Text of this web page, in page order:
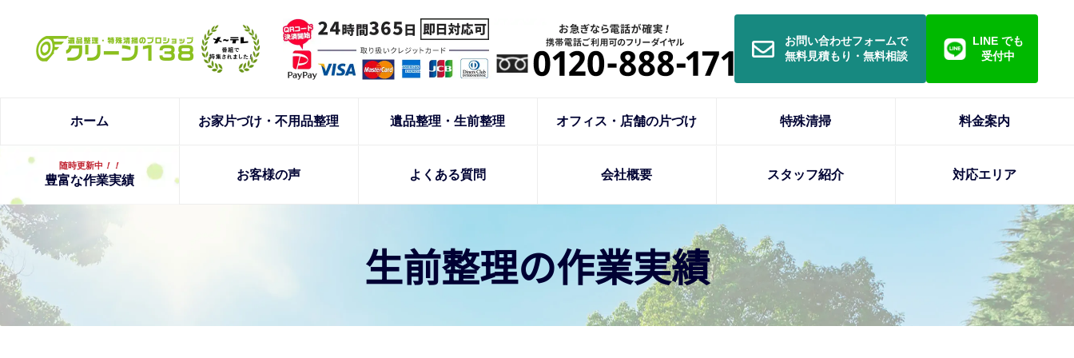
お問い合わせフォームで
無料見積もり・無料相談
LINE でも
受付中
ホーム お家片づけ・不用品整理 遺品整理・生前整理 オフィス・店舗の片づけ 特殊清掃 料金案内
随時更新中 ！！
豊富な作業実績 お客様の声 よくある質問 会社概要 スタッフ紹介 対応エリア
生前整理の作業実績